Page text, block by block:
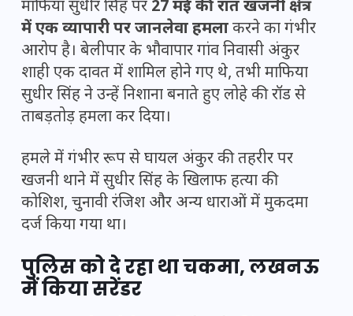
माफिया सुधीर सिंह पर 27 मई की रात खजनी क्षेत्र
में एक व्यापारी पर जानलेवा हमलाकरने का गंभीर
आरोप है। बेलीपार के भौवापार गांव निवासी अंकुर
शाही एक दावत में शामिल होने गए थे, तभी माफिया
सुधीर सिंह ने उन्हें निशाना बनाते हुए लोहे की रॉड से
ताबड़तोड़ हमला कर दिया।
हमले में गंभीर रूप से घायल अंकुर की तहरीर पर
खजनी थाने में सुधीर सिंह के खिलाफ हत्या की
कोशिश, चुनावी रंजिश और अन्य धाराओं में मुकदमा
दर्ज किया गया था।
पुलिस को दे रहा था चकमा, लखनऊ
में किया सरेंडर